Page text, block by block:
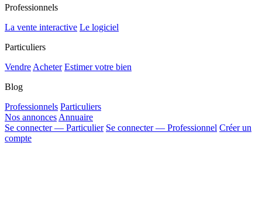
Professionnels
La vente interactive Le logiciel
Particuliers
Vendre Acheter Estimer votre bien
Blog
Professionnels Particuliers
Nos annonces Annuaire
Se connecter — Particulier Se connecter — Professionnel Créer un
compte